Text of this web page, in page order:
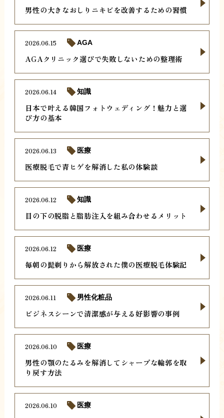
男性の大きなおしりニキビを改善するための習慣
AGAクリニック選びで失敗しないための整理術
2026.06.15 AGA
日本で叶える韓国フォトウェディング！魅力と選
び方の基本
2026.06.14 知識
医療脱毛で青ヒゲを解消した私の体験談
2026.06.13 医療
目の下の脱脂と脂肪注入を組み合わせるメリット
2026.06.12 知識
毎朝の髭剃りから解放された僕の医療脱毛体験記
2026.06.12 医療
ビジネスシーンで清潔感が与える好影響の事例
2026.06.11 男性化粧品
男性の顎のたるみを解消してシャープな輪郭を取
り戻す方法
2026.06.10 医療
2026.06.10 医療